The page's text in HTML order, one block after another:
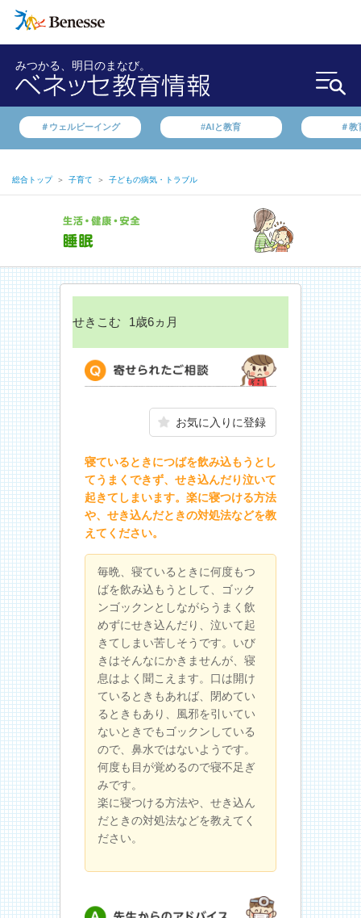
みつかる、明日のまなび。
＃ウェルビーイング #AIと教育 ＃教
総合トップ ＞ 子育て ＞ 子どもの病気・トラブル
せきこむ 1歳6ヵ月
お気に入りに登録
寝ているときにつばを飲み込もうとし
てうまくできず、せき込んだり泣いて
起きてしまいます。楽に寝つける方法
や、せき込んだときの対処法などを教
えてください。
毎晩、寝ているときに何度もつ
ばを飲み込もうとして、ゴック
ンゴックンとしながらうまく飲
めずにせき込んだり、泣いて起
きてしまい苦しそうです。いび
きはそんなにかきませんが、寝
息はよく聞こえます。口は開け
ているときもあれば、閉めてい
るときもあり、風邪を引いてい
ないときでもゴックンしている
ので、鼻水ではないようです。
何度も目が覚めるので寝不足ぎ
みです。
楽に寝つける方法や、せき込ん
だときの対処法などを教えてく
ださい。